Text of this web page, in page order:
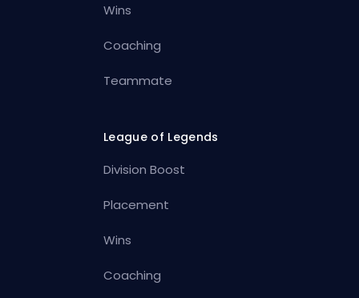
Wins
Coaching
Teammate
League of Legends
Division Boost
Placement
Wins
Coaching